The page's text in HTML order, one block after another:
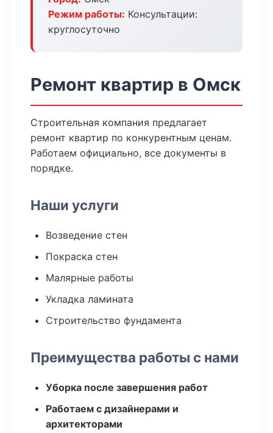
Режим работы: Консультации:
круглосуточно
Ремонт квартир в Омск
Строительная компания предлагает
ремонт квартир по конкурентным ценам.
Работаем официально, все документы в
порядке.
Наши услуги
Возведение стен
Покраска стен
Малярные работы
Укладка ламината
Строительство фундамента
Преимущества работы с нами
Уборка после завершения работ
Работаем с дизайнерами и
архитекторами